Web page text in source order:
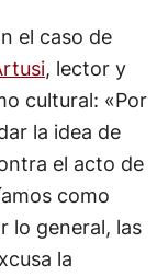
el caso de
, lector y
cultural: «Por
la idea de
el acto de
como
lo general, las
la